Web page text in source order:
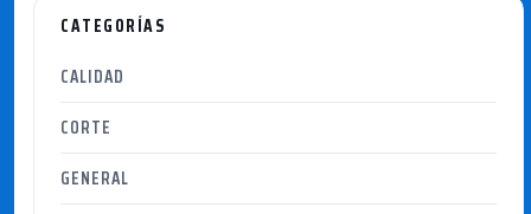
CATEGORÍAS
CALIDAD
CORTE
GENERAL